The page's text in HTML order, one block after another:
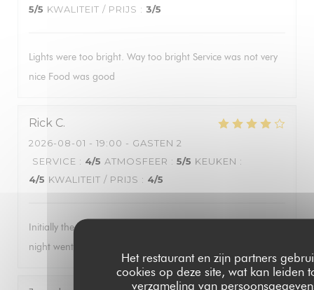
Het restaurant en zijn partners
cookies op deze site, wat kan leiden
verzameling van
5/5 KWALITEIT / PRIJS : 3/5
Lights were too bright. Way too bright Service was not very
nice Food was good
Rick C
2026-08-01 - 19:00 - GASTEN 2
SERVICE : 4/5 ATMOSFEER : 5/5 KEUKEN :
4/5 KWALITEIT / PRIJS : 4/5
Initially the wait staff was a bit pushy for us to order. As the
night went on they seemed to relax.